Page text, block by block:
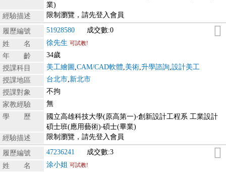
業)
經驗描述
限制瀏覽，請先登入會員
履歷編號 51928580
成交數:0
姓 名
徐先生 可試教!
年 齡
34歲
授課科目
美工繪圖 CAM/CAD軟體 美術 升學諮詢 設計美工
授課地區
台北市 新北市
授課對象
不拘
家教經驗
無
學 歷
國立高雄科技大學(原高第一)‧創新設計工程系 工業設計
碩士班(應用藝術)‧碩士(畢業)
經驗描述
限制瀏覽，請先登入會員
履歷編號 47236241
成交數:3
姓 名
涂小姐 可試教!